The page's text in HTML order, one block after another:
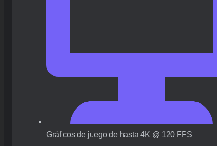
Gráficos de juego de hasta 4K @ 120 FPS